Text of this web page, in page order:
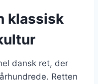
klassisk
dansk ret, der
Retten